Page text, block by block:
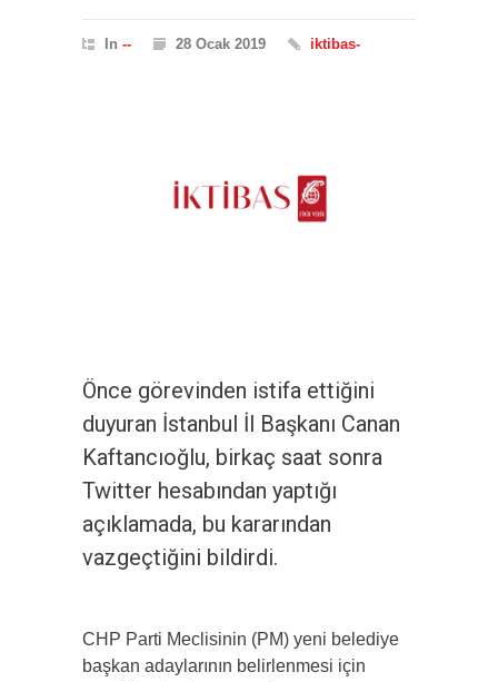
In -- 28 Ocak 2019 iktibas-
Önce görevinden istifa ettiğini
duyuran İstanbul İl Başkanı Canan
Kaftancıoğlu, birkaç saat sonra
Twitter hesabından yaptığı
açıklamada, bu kararından
vazgeçtiğini bildirdi.
CHP Parti Meclisinin (PM) yeni belediye
başkan adaylarının belirlenmesi için